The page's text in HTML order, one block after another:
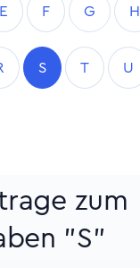
E F G H
S T U
zum
"S"